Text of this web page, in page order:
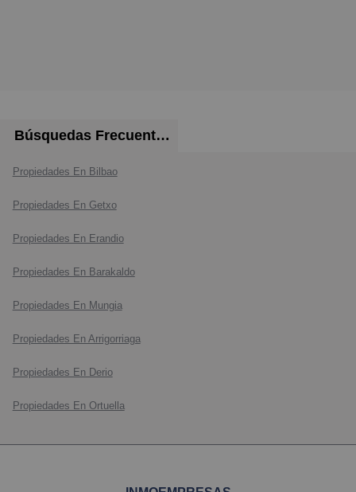
Búsquedas Frecuentes
Propiedades En Bilbao
Propiedades En Getxo
Propiedades En Erandio
Propiedades En Barakaldo
Propiedades En Mungia
Propiedades En Arrigorriaga
Propiedades En Derio
Propiedades En Ortuella